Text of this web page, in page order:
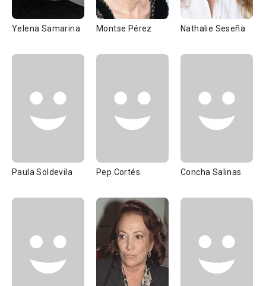
Yelena Samarina Montse Pérez Nathalie Seseña
Paula Soldevila Pep Cortés Concha Salinas